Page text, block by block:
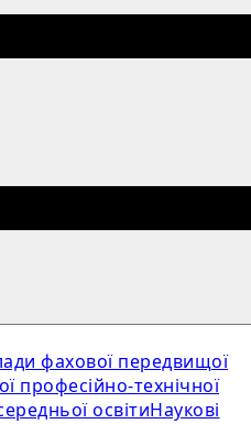
фахової передвищої
професійно-технічної
освітиНаукові